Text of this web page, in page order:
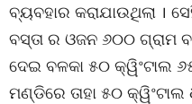
ବ୍ୟବହାର କରାଯାଉଥିଲା ।
ବସ୍ତା ର ଓଜନ ୬୦୦ ଗ୍ରାମ
ଦେଇ ବଳକା ୫୦ କ୍ୱିଂଟାଲ
ମଣ୍ଡିରେ ତାହା ୫୦ କ୍ୱିଂଟାଲ